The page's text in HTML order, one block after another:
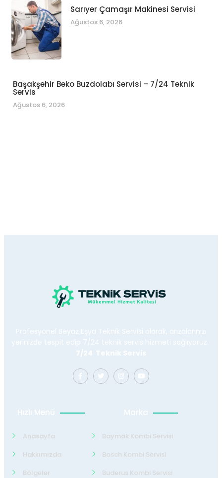
Sarıyer Çamaşır Makinesi Servisi
Ağustos 6, 2026
Başakşehir Beko Buzdolabı Servisi – 7/24 Teknik
Servis
Ağustos 6, 2026
Profesyonel Beyaz Eşya Teknik Servisi olarak, arızalarınızı
yerinizde tespit edip 7/24 teknik servis hizmeti sağlıyoruz.
7/24 Teknik Servis
Hızlı Menü
Anasayfa
Hakkımızda
Bölgeler
Marka
Baymak Kombi Servisi
Bosch Kombi Servisi
Buderus Kombi Servisi